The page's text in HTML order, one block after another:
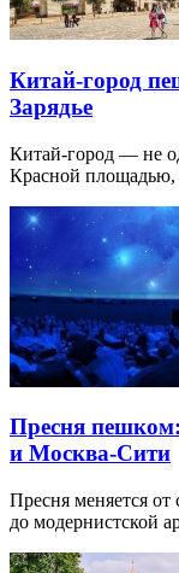
Китай-город
Зарядье
Китай-город — не
Красной
Пресня
и Москва-Сити
Пресня меняется
до модернистской